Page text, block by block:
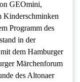
GEOmini,
Kinderschminken
Programm des
in der
dem Hamburger
Märchenforum
des Altonaer